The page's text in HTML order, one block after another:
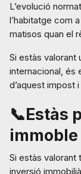
L’evolució
l’habitatge com
matisos quan el
Si estàs valorant
internacional, és
d’aquest impost
📞Estàs
Si estàs valorant
inversió